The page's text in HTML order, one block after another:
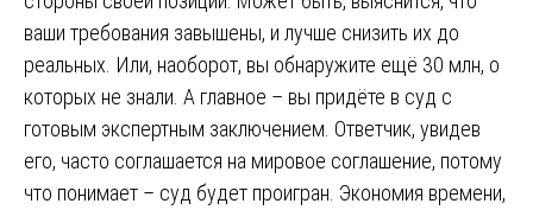
ваши требования завышены, и лучше снизить их до
реальных. Или, наоборот, вы обнаружите ещё 30 млн, о
которых не знали. А главное – вы придёте в суд с
готовым экспертным заключением. Ответчик, увидев
его, часто соглашается на мировое соглашение, потому
что понимает – суд будет проигран. Экономия времени,